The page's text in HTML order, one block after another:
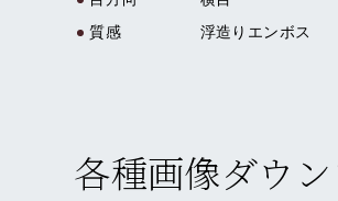
質感
浮造りエンボス
各種画像ダウ